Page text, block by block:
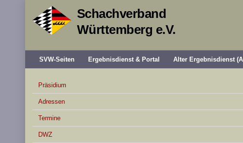
Schachverband
Württemberg e.V.
SVW-Seiten Ergebnisdienst & Portal Alter Ergebnisdienst
Präsidium
Adressen
Termine
DWZ